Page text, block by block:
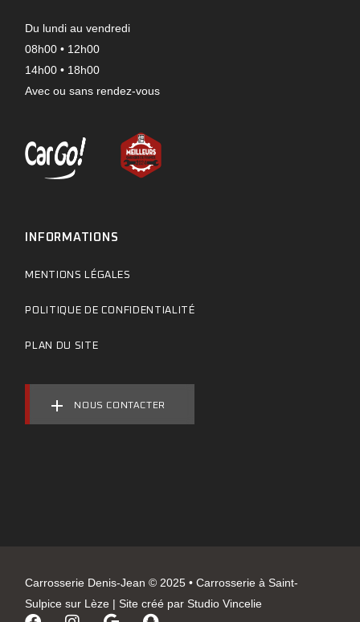
Du lundi au vendredi
08h00 • 12h00
14h00 • 18h00
Avec ou sans rendez-vous
INFORMATIONS
MENTIONS LÉGALES
POLITIQUE DE CONFIDENTIALITÉ
PLAN DU SITE
NOUS CONTACTER
Carrosserie Denis-Jean © 2025 • Carrosserie à Saint-
Sulpice sur Lèze | Site créé parStudio Vincelie